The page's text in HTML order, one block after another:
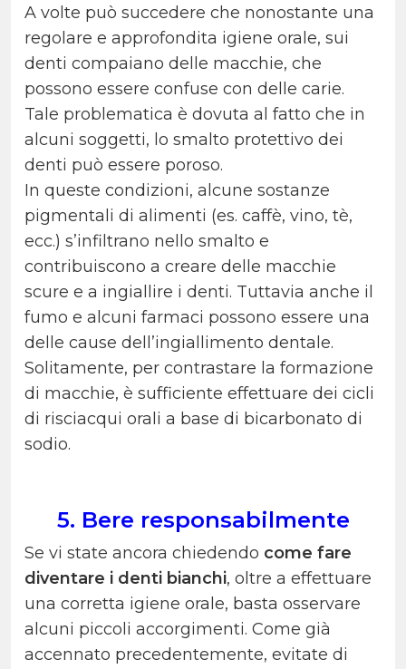
A volte può succedere che nonostante una
regolare e approfondita igiene orale, sui
denti compaiano delle macchie, che
possono essere confuse con delle carie.
Tale problematica è dovuta al fatto che in
alcuni soggetti, lo smalto protettivo dei
denti può essere poroso.
In queste condizioni, alcune sostanze
pigmentali di alimenti (es. caffè, vino, tè,
ecc.) s’infiltrano nello smalto e
contribuiscono a creare delle macchie
scure e a ingiallire i denti. Tuttavia anche il
fumo e alcuni farmaci possono essere una
delle cause dell’ingiallimento dentale.
Solitamente, per contrastare la formazione
di macchie, è sufficiente effettuare dei cicli
di risciacqui orali a base di bicarbonato di
sodio.
5. Bere responsabilmente
Se vi state ancora chiedendo come fare
diventare i denti bianchi, oltre a effettuare
una corretta igiene orale, basta osservare
alcuni piccoli accorgimenti. Come già
accennato precedentemente, evitate di